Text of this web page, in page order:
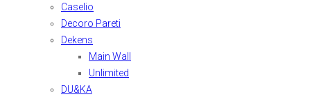
Caselio
Decoro Pareti
Dekens
Main Wall
Unlimited
DU&KA